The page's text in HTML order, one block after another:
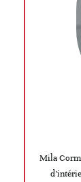
Mila